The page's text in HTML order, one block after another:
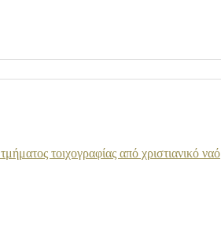
τοιχογραφίας από χριστιανικό ναό